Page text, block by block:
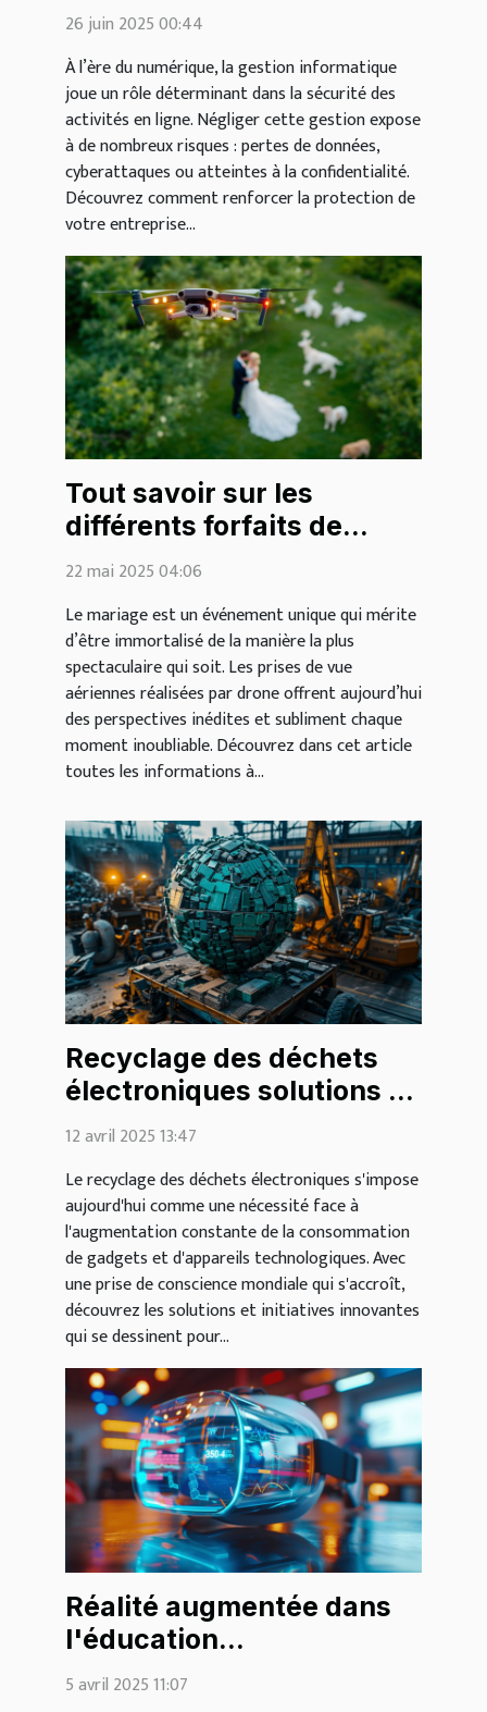
d'une bonne gestion
informatique
26 juin 2025 00:44
À l’ère du numérique, la gestion informatique
joue un rôle déterminant dans la sécurité des
activités en ligne. Négliger cette gestion expose
à de nombreux risques : pertes de données,
cyberattaques ou atteintes à la confidentialité.
Découvrez comment renforcer la protection de
votre entreprise...
Tout savoir sur les
différents forfaits de
mariage par drone
22 mai 2025 04:06
Le mariage est un événement unique qui mérite
d’être immortalisé de la manière la plus
spectaculaire qui soit. Les prises de vue
aériennes réalisées par drone offrent aujourd’hui
des perspectives inédites et subliment chaque
moment inoubliable. Découvrez dans cet article
toutes les informations à...
Recyclage des déchets
électroniques solutions et
initiatives pour un avenir
12 avril 2025 13:47
Le recyclage des déchets électroniques s'impose
aujourd'hui comme une nécessité face à
l'augmentation constante de la consommation
de gadgets et d'appareils technologiques. Avec
une prise de conscience mondiale qui s'accroît,
découvrez les solutions et initiatives innovantes
qui se dessinent pour...
Réalité augmentée dans
l'éducation
transformation de
5 avril 2025 11:07